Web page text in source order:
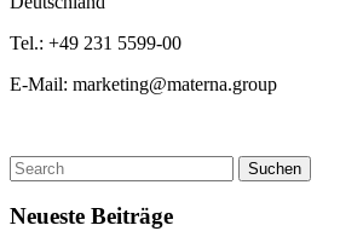
Tel.: +49 231 5599-00
E-Mail: marketing@materna.group
Suchen
Neueste Beiträge